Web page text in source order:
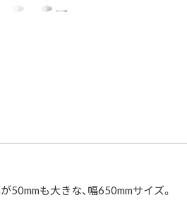
も大きな、幅650mmサイズ。